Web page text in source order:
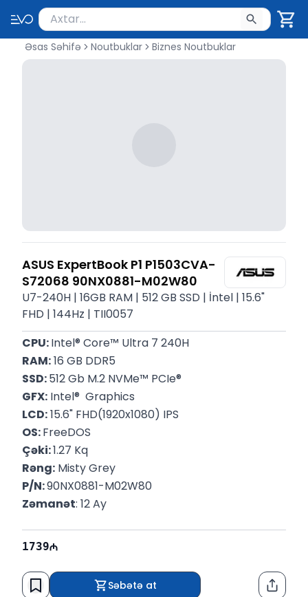
Məhsul axtar
Axtarış üçün ən azı 2 simvol yazın. Göndərmək
Əsas Səhifə Noutbuklar Biznes Noutbuklar
ASUS ExpertBook P1 P1503CVA-
S72068 90NX0881-M02W80
U7-240H | 16GB RAM | 512 GB SSD | İntel | 15.6"
FHD | 144Hz | TII0057
CPU: Intel® Core™ Ultra 7 240H
RAM: 16 GB DDR5
SSD: 512 Gb M.2 NVMe™ PCIe®
GFX: Intel®  Graphics
LCD: 15.6" FHD(1920x1080) IPS
OS: FreeDOS
Çəki: 1.27 Kq
Rəng: Misty Grey
P/N: 90NX0881-M02W80
Zəmanət: 12 Ay
1739
Səbətə at